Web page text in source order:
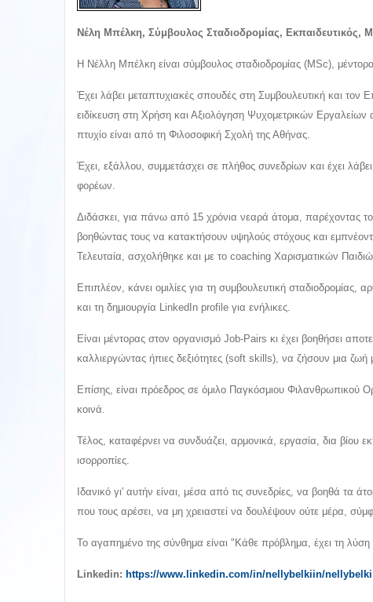
Νέλη Μπέλκη, Σύμβουλος Σταδιοδρομίας, Εκπαιδευτικός,
Η Νέλλη Μπέλκη είναι σύμβουλος σταδιοδρομίας (MSc),
Έχει λάβει μεταπτυχιακές σπουδές στη Συμβουλευτική και
ειδίκευση στη Χρήση και Αξιολόγηση Ψυχομετρικών
πτυχίο είναι από τη Φιλοσοφική Σχολή της Αθήνας.
Έχει, εξάλλου, συμμετάσχει σε πλήθος συνεδρίων και έχει
φορέων.
Διδάσκει, για πάνω από 15 χρόνια νεαρά άτομα, παρέχοντας
βοηθώντας τους να κατακτήσουν υψηλούς στόχους και
Τελευταία, ασχολήθηκε και με το coaching Χαρισματικών
Επιπλέον, κάνει ομιλίες για τη συμβουλευτική
και τη δημιουργία LinkedIn profile για ενήλικες.
Είναι μέντορας στον οργανισμό Job-Pairs κι έχει βοηθήσει
καλλιεργώντας ήπιες δεξιότητες (soft skills), να ζήσουν μια ζωή
Επίσης, είναι πρόεδρος σε όμιλο Παγκόσμιου Φιλανθρωπικού
κοινά.
Τέλος, καταφέρνει να συνδυάζει, αρμονικά, εργασία, δια βίου
ισορροπίες.
Ιδανικό γι' αυτήν είναι, μέσα από τις συνεδρίες, να βοηθά τα
που τους αρέσει, να μη χρειαστεί να δουλέψουν ούτε μέρα,
Το αγαπημένο της σύνθημα είναι "Κάθε πρόβλημα, έχει τη λύση
Linkedin: https://www.linkedin.com/in/nellybelkiin/nellybelki